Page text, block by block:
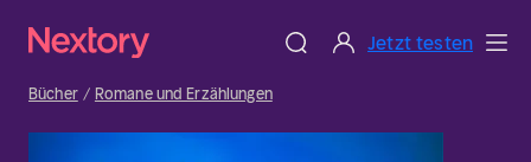
Jetzt testen
Bücher Romane und Erzählungen